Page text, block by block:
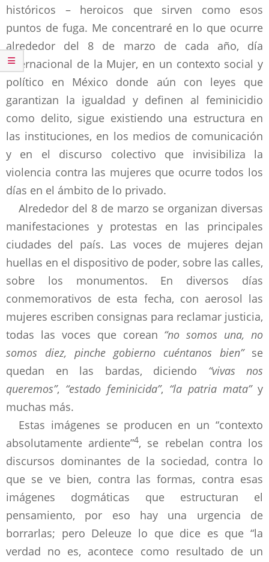
históricos – heroicos que sirven como esos
puntos de fuga. Me concentraré en lo que ocurre
alrededor del 8 de marzo de cada año, día
Internacional de la Mujer, en un contexto social y
político en México donde aún con leyes que
garantizan la igualdad y definen al feminicidio
como delito, sigue existiendo una estructura en
las instituciones, en los medios de comunicación
y en el discurso colectivo que invisibiliza la
violencia contra las mujeres que ocurre todos los
días en el ámbito de lo privado.
Alrededor del 8 de marzo se organizan diversas
manifestaciones y protestas en las principales
ciudades del país. Las voces de mujeres dejan
huellas en el dispositivo de poder, sobre las calles,
sobre los monumentos. En diversos días
conmemorativos de esta fecha, con aerosol las
mujeres escriben consignas para reclamar justicia,
todas las voces que corean “no somos una, no
somos diez, pinche gobierno cuéntanos bien”se
quedan en las bardas, diciendo “vivas nos
queremos”, “estado feminicida”, “la patria mata”y
muchas más.
Estas imágenes se producen en un “contexto
absolutamente ardiente”4, se rebelan contra los
discursos dominantes de la sociedad, contra lo
que se ve bien, contra las formas, contra esas
imágenes dogmáticas que estructuran el
pensamiento, por eso hay una urgencia de
borrarlas; pero Deleuze lo que dice es que “la
verdad no es, acontece como resultado de un